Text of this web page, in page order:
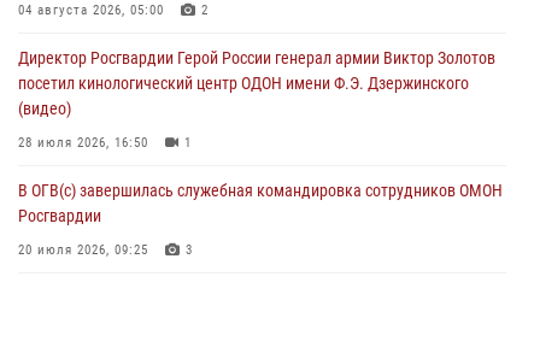
крупная нарколаборатория
04 августа 2026, 05:00 2
Директор Росгвардии Герой России генерал армии Виктор Золотов
посетил кинологический центр ОДОН имени Ф.Э. Дзержинского
(видео)
28 июля 2026, 16:50 1
В ОГВ(с) завершилась служебная командировка сотрудников ОМОН
Росгвардии
20 июля 2026, 09:25 3